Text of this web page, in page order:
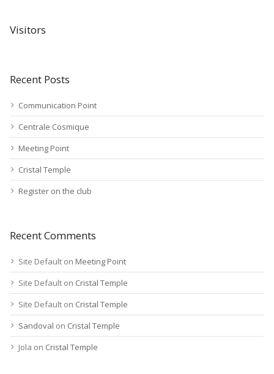
Visitors
Recent Posts
Communication Point
Centrale Cosmique
Meeting Point
Cristal Temple
Register on the club
Recent Comments
Site Default on Meeting Point
Site Default on Cristal Temple
Site Default on Cristal Temple
Sandoval on Cristal Temple
Jola on Cristal Temple